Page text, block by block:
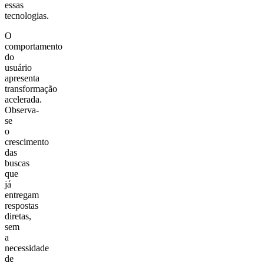
essas
tecnologias.
O
comportamento
do
usuário
apresenta
transformação
acelerada.
Observa-
se
o
crescimento
das
buscas
que
já
entregam
respostas
diretas,
sem
a
necessidade
de